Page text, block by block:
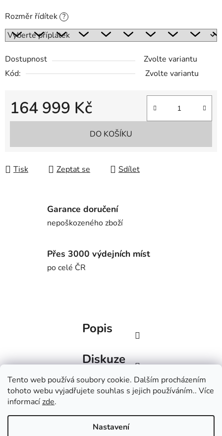
Tento web používá soubory cookie. Dalším procházením
tohoto webu vyjadřujete souhlas s jejich používáním.. Více
informacízde.
Nastavení
Rozměr řídítek ?
Dostupnost
Zvolte variantu
Kód:
Zvolte variantu
164 999 Kč
Měrná cena:
DO KOŠÍKU
Tisk Zeptat se Sdílet
Garance doručení
nepoškozeného zboží
Přes 3000 výdejních míst
po celé ČR
Popis
Diskuze